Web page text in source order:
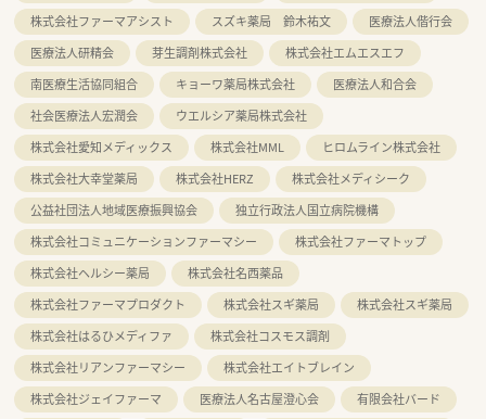
株式会社ファーマアシスト
スズキ薬局 鈴木祐文
医療法人偕行会
医療法人研精会
芽生調剤株式会社
株式会社エムエスエフ
南医療生活協同組合
キョーワ薬局株式会社
医療法人和合会
社会医療法人宏潤会
ウエルシア薬局株式会社
株式会社愛知メディックス
株式会社MML
ヒロムライン株式会社
株式会社大幸堂薬局
株式会社HERZ
株式会社メディシーク
公益社団法人地域医療振興協会
独立行政法人国立病院機構
株式会社コミュニケーションファーマシー
株式会社ファーマトップ
株式会社ヘルシー薬局
株式会社名西薬品
株式会社ファーマプロダクト
株式会社スギ薬局
株式会社スギ薬局
株式会社はるひメディファ
株式会社コスモス調剤
株式会社リアンファーマシー
株式会社エイトブレイン
株式会社ジェイファーマ
医療法人名古屋澄心会
有限会社バード